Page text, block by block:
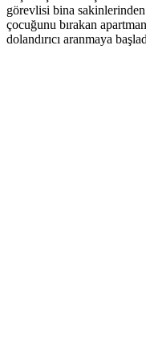
görevlisi bina sakinlerinden
çocuğunu bırakan
dolandırıcı aranmaya